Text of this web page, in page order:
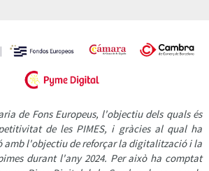
de Fons Europeus, l'objectiu dels quals és
de les PIMES, i gràcies al qual ha
amb l'objectiu de reforçar la digitalització i la
durant l'any 2024. Per això ha comptat